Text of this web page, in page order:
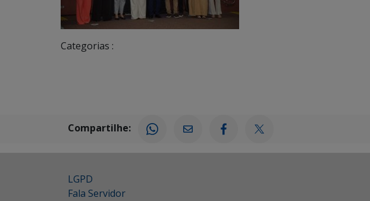
Categorias :
Compartilhe:
LGPD
Fala Servidor